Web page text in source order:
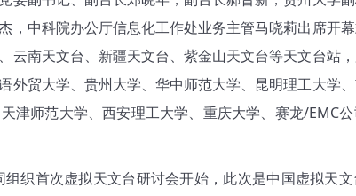
，中科院办公厅信息化工作处业务主管马晓莉出席开
云南天文台、新疆天文台、紫金山天文台等天文台站
外贸大学、贵州大学、华中师范大学、昆明理工大学
津师范大学、西安理工大学、重庆大学、赛龙/EMC
首次虚拟天文台研讨会开始，此次是中国虚拟天